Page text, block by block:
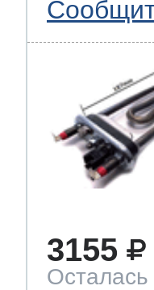
3155
Осталась